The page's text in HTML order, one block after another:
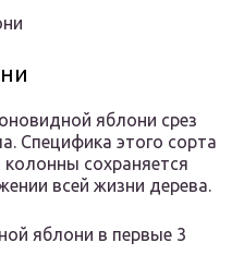
яблони срез
Специфика этого сорта
сохраняется
всей жизни дерева.
яблони в первые 3